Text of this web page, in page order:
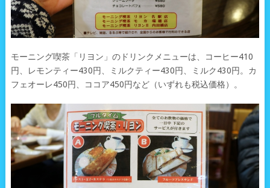
モーニング喫茶「リヨン」のドリンクメニューは、コーヒー410
円、レモンティー430円、ミルクティー430円、ミルク430円。カ
フェオーレ450円、ココア450円など（いずれも税込価格）。